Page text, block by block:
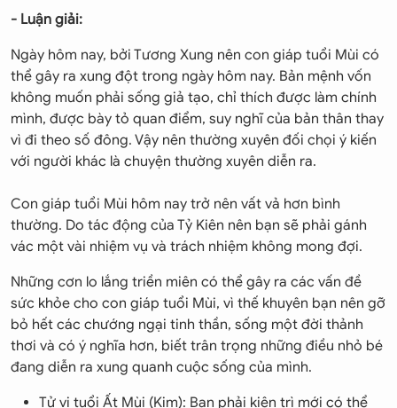
- Luận giải:
Ngày hôm nay, bởi Tương Xung nên con giáp tuổi Mùi có
thể gây ra xung đột trong ngày hôm nay. Bản mệnh vốn
không muốn phải sống giả tạo, chỉ thích được làm chính
mình, được bày tỏ quan điểm, suy nghĩ của bản thân thay
vì đi theo số đông. Vậy nên thường xuyên đối chọi ý kiến
với người khác là chuyện thường xuyên diễn ra.
Con giáp tuổi Mùi hôm nay trở nên vất vả hơn bình
thường. Do tác động của Tỷ Kiên nên bạn sẽ phải gánh
vác một vài nhiệm vụ và trách nhiệm không mong đợi.
Những cơn lo lắng triền miên có thể gây ra các vấn đề
sức khỏe cho con giáp tuổi Mùi, vì thế khuyên bạn nên gỡ
bỏ hết các chướng ngại tinh thần, sống một đời thảnh
thơi và có ý nghĩa hơn, biết trân trọng những điều nhỏ bé
đang diễn ra xung quanh cuộc sống của mình.
Tử vi tuổi Ất Mùi (Kim): Bạn phải kiên trì mới có thể